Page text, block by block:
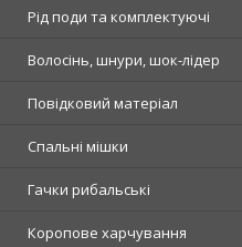
Рід поди та комплектуючі
Волосінь, шнури, шок-лідер
Повідковий матеріал
Спальні мішки
Гачки рибальські
Коропове харчування